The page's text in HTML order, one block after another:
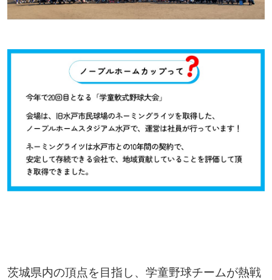
茨城県内の頂点を目指し、学童野球チームが熱戦